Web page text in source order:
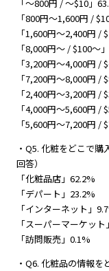
「～800円 / ～$10」
「800円～1,600円 /
「1,600円～2,400円 /
「8,000円～ / $100～
「3,200円～4,000円 /
「7,200円～8,000円 /
「2,400円～3,200円 /
「4,000円～5,600円 /
「5,600円～7,200円 /
・Q5. 化粧をどこで
回答）
「化粧品店」62.2%
「デパート」23.2%
「インターネット」
「スーパーマーケッ
「訪問販売」0.1%
・Q6. 化粧品の情報